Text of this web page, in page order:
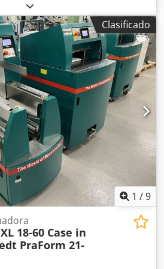
Modelo: 1650M Peso en vacío:
Potencia: 122 kW Horas
- Asiento calefactado - Aire
Rastrillo trasero con 3 dientes -
protección de la cabina en la
(plegable
le brindamos asistencia
arrendamiento a través
los datos sin garantía. Salvo
Clasificado
1 /9
18-60 Case in
PraForm 21-